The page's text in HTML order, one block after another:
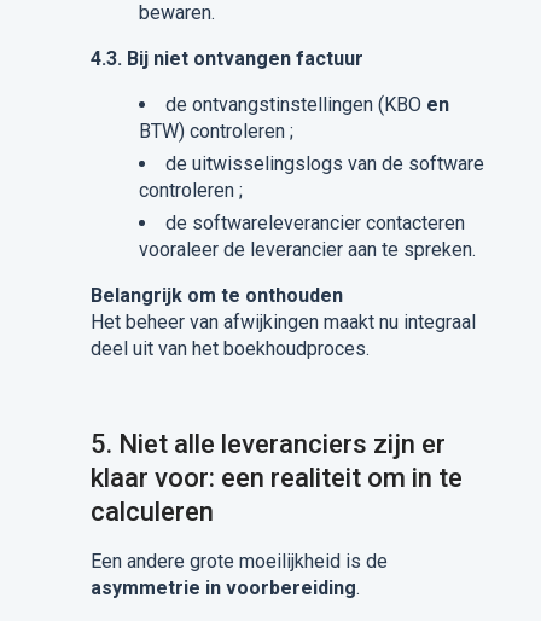
bewaren.
4.3. Bij niet ontvangen factuur
de ontvangstinstellingen (KBO en
BTW) controleren ;
de uitwisselingslogs van de software
controleren ;
de softwareleverancier contacteren
vooraleer de leverancier aan te spreken.
Belangrijk om te onthouden
Het beheer van afwijkingen maakt nu integraal
deel uit van het boekhoudproces.
5. Niet alle leveranciers zijn er
klaar voor: een realiteit om in te
calculeren
Een andere grote moeilijkheid is de
asymmetrie in voorbereiding.